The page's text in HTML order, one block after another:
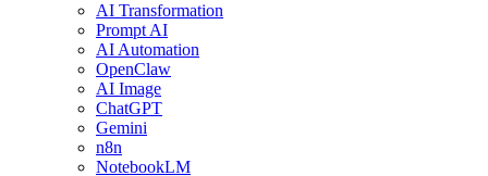
AI Transformation
Prompt AI
AI Automation
OpenClaw
AI Image
ChatGPT
Gemini
n8n
NotebookLM